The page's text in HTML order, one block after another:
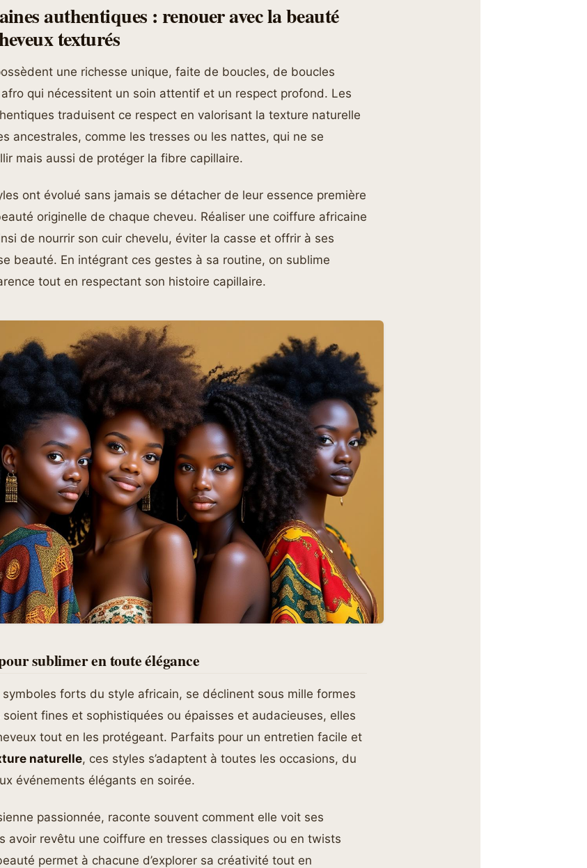
authentiques : renouer avec la beauté
texturés
une richesse unique, faite de boucles, de boucles
qui nécessitent un soin attentif et un respect profond. Les
traduisent ce respect en valorisant la texture naturelle
ancestrales, comme les tresses ou les nattes, qui ne se
mais aussi de protéger la fibre capillaire.
ont évolué sans jamais se détacher de leur essence première
originelle de chaque cheveu. Réaliser une coiffure africaine
de nourrir son cuir chevelu, éviter la casse et offrir à ses
beauté. En intégrant ces gestes à sa routine, on sublime
tout en respectant son histoire capillaire.
sublimer en toute élégance
symboles forts du style africain, se déclinent sous mille formes
soient fines et sophistiquées ou épaisses et audacieuses, elles
tout en les protégeant. Parfaits pour un entretien facile et
naturelle, ces styles s’adaptent à toutes les occasions, du
événements élégants en soirée.
passionnée, raconte souvent comment elle voit ses
avoir revêtu une coiffure en tresses classiques ou en twists
permet à chacune d’explorer sa créativité tout en